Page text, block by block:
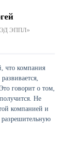
ЭППЛ»
что компания
говорит о том,
Не
компанией и
разрешительную